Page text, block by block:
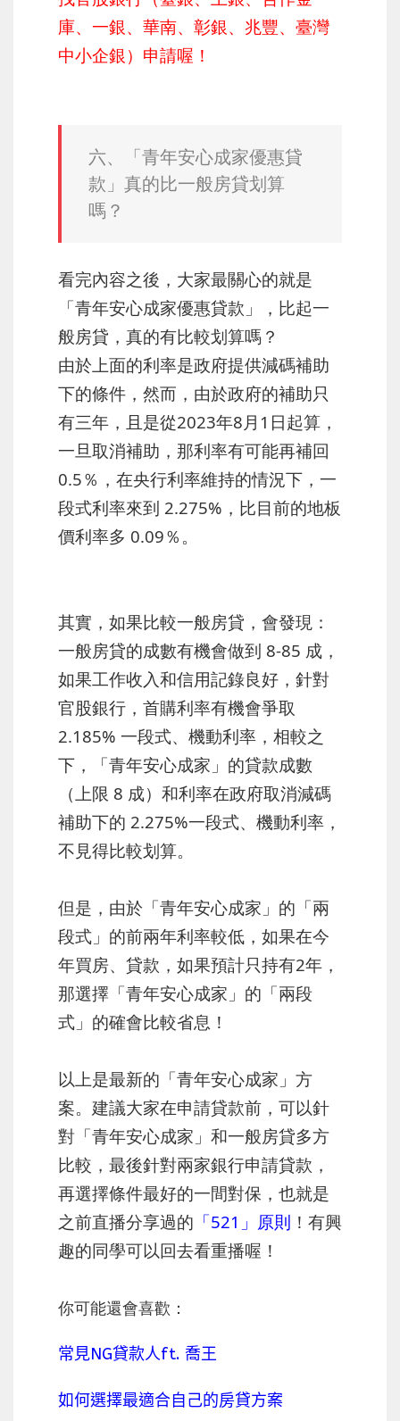
庫、一銀、華南、彰銀、兆豐、臺灣
中小企銀）申請喔！
六、「青年安心成家優惠貸
款」真的比一般房貸划算
嗎？
看完內容之後，大家最關心的就是
「青年安心成家優惠貸款」，比起一
般房貸，真的有比較划算嗎？
由於上面的利率是政府提供減碼補助
下的條件，然而，由於政府的補助只
有三年，且是從2023年8月1日起算，
一旦取消補助，那利率有可能再補回
0.5％，在央行利率維持的情況下，一
段式利率來到 2.275%，比目前的地板
價利率多 0.09％。
其實，如果比較一般房貸，會發現：
一般房貸的成數有機會做到 8-85 成，
如果工作收入和信用記錄良好，針對
官股銀行，首購利率有機會爭取
2.185% 一段式、機動利率，相較之
下，「青年安心成家」的貸款成數
（上限 8 成）和利率在政府取消減碼
補助下的 2.275%一段式、機動利率，
不見得比較划算。
但是，由於「青年安心成家」的「兩
段式」的前兩年利率較低，如果在今
年買房、貸款，如果預計只持有2年，
那選擇「青年安心成家」的「兩段
式」的確會比較省息！
以上是最新的「青年安心成家」方
案。建議大家在申請貸款前，可以針
對「青年安心成家」和一般房貸多方
比較，最後針對兩家銀行申請貸款，
再選擇條件最好的一間對保，也就是
之前直播分享過的 「521」原則 ！有興
趣的同學可以回去看重播喔！
你可能還會喜歡：
常見NG貸款人ft. 喬王
如何選擇最適合自己的房貸方案